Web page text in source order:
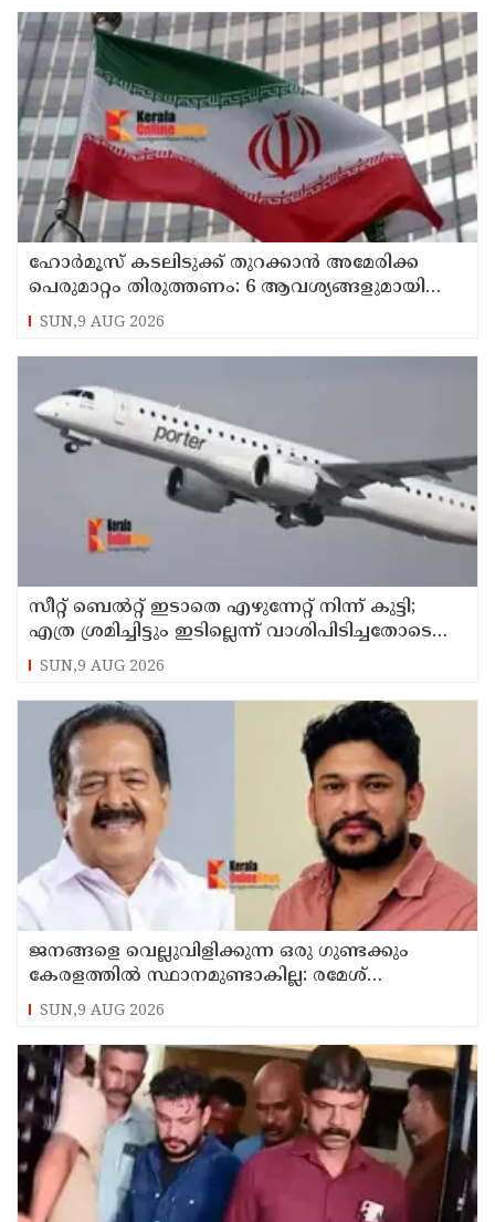
ഹോര്‍മൂസ് കടലിടുക്ക് തുറക്കാന്‍ അമേരിക്ക
പെരുമാറ്റം തിരുത്തണം: 6 ആവശ്യങ്ങളുമായി
ഇറാന്‍ ദേശീയ സുരക്ഷാ കൗണ്‍സില്‍
SUN,9 AUG 2026
സീറ്റ് ബെല്‍റ്റ് ഇടാതെ എഴുന്നേറ്റ് നിന്ന് കുട്ടി;
എത്ര ശ്രമിച്ചിട്ടും ഇടില്ലെന്ന് വാശിപിടിച്ചതോടെ
വിമാനം റദ്ദാക്കി
SUN,9 AUG 2026
ജനങ്ങളെ വെല്ലുവിളിക്കുന്ന ഒരു ഗുണ്ടക്കും
കേരളത്തില്‍ സ്ഥാനമുണ്ടാകില്ല: രമേശ്
ചെന്നിത്തല
SUN,9 AUG 2026